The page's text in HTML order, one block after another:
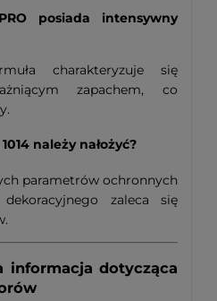
posiada intensywny
charakteryzuje się
zapachem, co
należy nałożyć?
parametrów ochronnych
zaleca się
informacja dotycząca